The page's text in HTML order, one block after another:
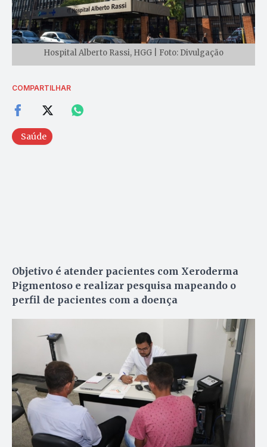
Hospital Alberto Rassi, HGG | Foto: Divulgação
COMPARTILHAR
Saúde
Objetivo é atender pacientes com Xeroderma
Pigmentoso e realizar pesquisa mapeando o
perfil de pacientes com a doença